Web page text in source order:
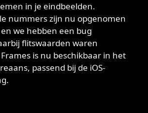
in je eindbeelden.
nummers zijn nu opgenomen
we hebben een bug
flitswaarden waren
is nu beschikbaar in het
passend bij de iOS-